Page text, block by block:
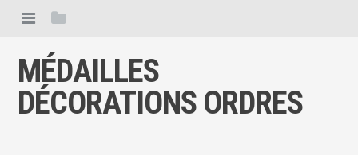
MÉDAILLES
DÉCORATIONS ORDRES